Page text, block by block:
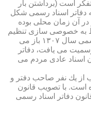
است (برداشتن بار
اسناد رسمی شكل
آن زمان محلی بوده
به خصوصی سازی تنظیم
اسناد مراجعان، به قانون دفاتر اسناد رسمی سال ۱۳۰۷ باز می
می یافت، دفاتر
اسناد عادی مردم می
از یك نفر صاحب دفتر و
است. با تصویب قانون
و املاك مصوب ۲۰/۱/۱۳۰۸، قانون دفاتر اسناد رسمی